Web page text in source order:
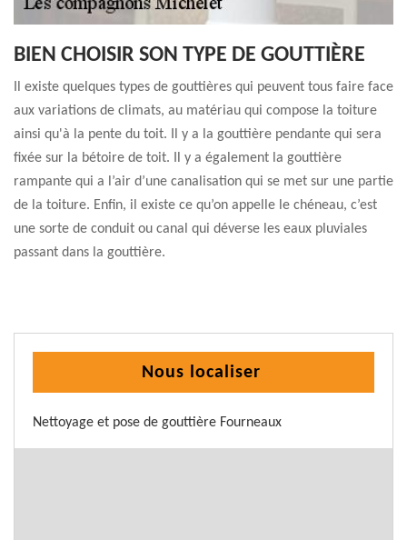
BIEN CHOISIR SON TYPE DE GOUTTIÈRE
Il existe quelques types de gouttières qui peuvent tous faire face
aux variations de climats, au matériau qui compose la toiture
ainsi qu'à la pente du toit. Il y a la gouttière pendante qui sera
fixée sur la bétoire de toit. Il y a également la gouttière
rampante qui a l’air d’une canalisation qui se met sur une partie
de la toiture. Enfin, il existe ce qu’on appelle le chéneau, c’est
une sorte de conduit ou canal qui déverse les eaux pluviales
passant dans la gouttière.
Nous localiser
Nettoyage et pose de gouttière Fourneaux